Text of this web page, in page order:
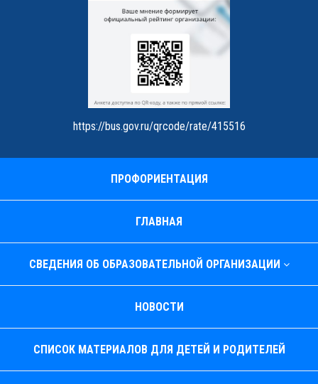
https://bus.gov.ru/qrcode/rate/415516
ПРОФОРИЕНТАЦИЯ
ГЛАВНАЯ
СВЕДЕНИЯ ОБ ОБРАЗОВАТЕЛЬНОЙ ОРГАНИЗАЦИИ
НОВОСТИ
СПИСОК МАТЕРИАЛОВ ДЛЯ ДЕТЕЙ И РОДИТЕЛЕЙ